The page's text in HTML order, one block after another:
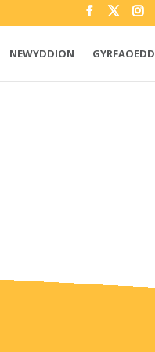
NEWYDDION GYRFAOEDD